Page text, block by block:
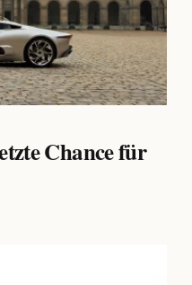
Chance für